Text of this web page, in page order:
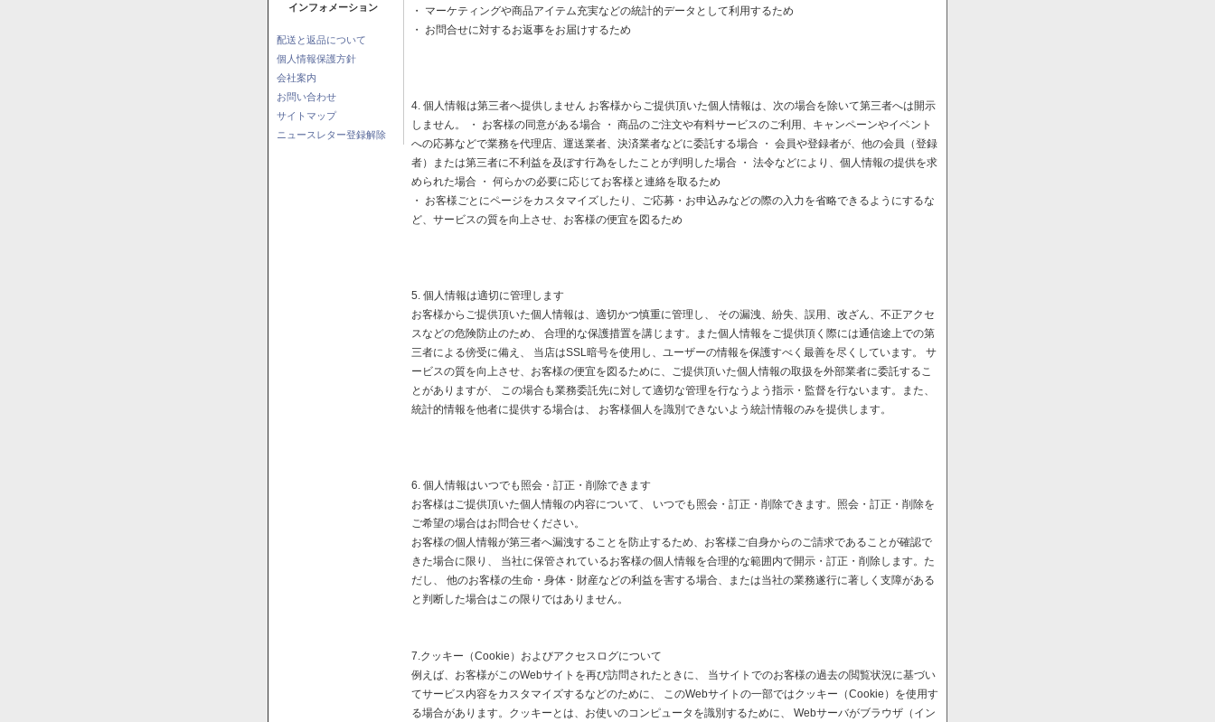
インフォメーション
配送と返品について
個人情報保護方針
会社案内
お問い合わせ
サイトマップ
ニュースレター登録解除
・ マーケティングや商品アイテム充実などの統計的データとして利用するため
・ お問合せに対するお返事をお届けするため
4. 個人情報は第三者へ提供しません お客様からご提供頂いた個人情報は、次の場合を除いて第三者へは開示
しません。 ・ お客様の同意がある場合 ・ 商品のご注文や有料サービスのご利用、キャンペーンやイベント
への応募などで業務を代理店、運送業者、決済業者などに委託する場合 ・ 会員や登録者が、他の会員（登録
者）または第三者に不利益を及ぼす行為をしたことが判明した場合 ・ 法令などにより、個人情報の提供を求
められた場合 ・ 何らかの必要に応じてお客様と連絡を取るため
・ お客様ごとにページをカスタマイズしたり、ご応募・お申込みなどの際の入力を省略できるようにするな
ど、サービスの質を向上させ、お客様の便宜を図るため
5. 個人情報は適切に管理します
お客様からご提供頂いた個人情報は、適切かつ慎重に管理し、 その漏洩、紛失、誤用、改ざん、不正アクセ
スなどの危険防止のため、 合理的な保護措置を講じます。また個人情報をご提供頂く際には通信途上での第
三者による傍受に備え、 当店はSSL暗号を使用し、ユーザーの情報を保護すべく最善を尽くしています。 サ
ービスの質を向上させ、お客様の便宜を図るために、ご提供頂いた個人情報の取扱を外部業者に委託するこ
とがありますが、 この場合も業務委託先に対して適切な管理を行なうよう指示・監督を行ないます。また、
統計的情報を他者に提供する場合は、 お客様個人を識別できないよう統計情報のみを提供します。
6. 個人情報はいつでも照会・訂正・削除できます
お客様はご提供頂いた個人情報の内容について、 いつでも照会・訂正・削除できます。照会・訂正・削除を
ご希望の場合はお問合せください。
お客様の個人情報が第三者へ漏洩することを防止するため、お客様ご自身からのご請求であることが確認で
きた場合に限り、 当社に保管されているお客様の個人情報を合理的な範囲内で開示・訂正・削除します。た
だし、 他のお客様の生命・身体・財産などの利益を害する場合、または当社の業務遂行に著しく支障がある
と判断した場合はこの限りではありません。
7.クッキー（Cookie）およびアクセスログについて
例えば、お客様がこのWebサイトを再び訪問されたときに、 当サイトでのお客様の過去の閲覧状況に基づい
てサービス内容をカスタマイズするなどのために、 このWebサイトの一部ではクッキー（Cookie）を使用す
る場合があります。クッキーとは、お使いのコンピュータを識別するために、 Webサーバがブラウザ（イン